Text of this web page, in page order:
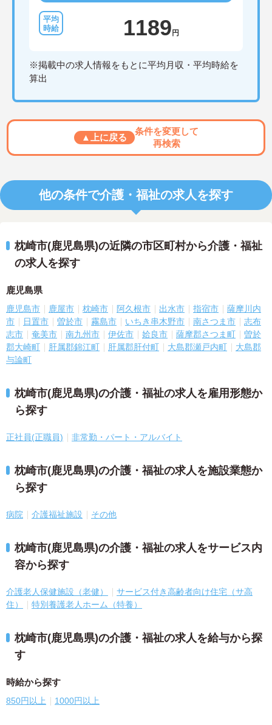
1189 円
※掲載中の求人情報をもとに平均月収・平均時給を
算出
▲上に戻る
条件を変更して
再検索
他の条件で介護・福祉の求人を探す
枕崎市(鹿児島県)の近隣の市区町村から介護・福祉
の求人を探す
鹿児島県
鹿児島市 鹿屋市 枕崎市 阿久根市 出水市 指宿市
薩摩川内
市
日置市 曽於市 霧島市 いちき串木野市 南さつま市
志布
志市
奄美市 南九州市 伊佐市 姶良市 薩摩郡さつま町
曽於
郡大崎町
肝属郡錦江町 肝属郡肝付町 大島郡瀬戸内町
大島郡
与論町
枕崎市(鹿児島県)の介護・福祉の求人を雇用形態か
ら探す
正社員(正職員) 非常勤・パート・アルバイト
枕崎市(鹿児島県)の介護・福祉の求人を施設業態か
ら探す
病院 介護福祉施設 その他
枕崎市(鹿児島県)の介護・福祉の求人をサービス内
容から探す
介護老人保健施設（老健）
サービス付き高齢者向け住宅（サ高
住）
特別養護老人ホーム（特養）
枕崎市(鹿児島県)の介護・福祉の求人を給与から探
す
時給から探す
850円以上 1000円以上